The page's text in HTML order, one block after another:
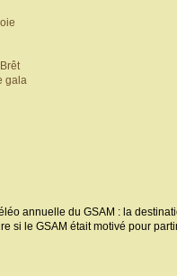
gala
annuelle du GSAM : la
si le GSAM était motivé pour